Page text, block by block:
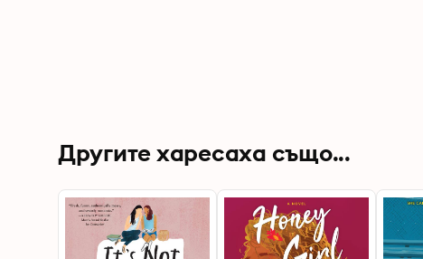
Другите харесаха също...